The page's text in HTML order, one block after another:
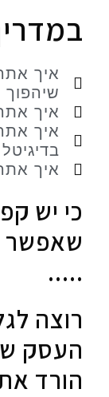
איך
איך
איך
בדיגיטל
איך
כי יש
שאפשר
.....
רוצה
העסק
הורד